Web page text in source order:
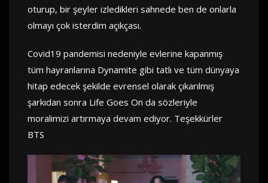
oturup, bir şeyler izledikleri sahnede ben de onlarla
olmayı çok isterdim açıkçası.
Covid19 pandemisi nedeniyle evlerine kapanmış
tüm hayranlarına Dynamite gibi tatlı ve tüm dünyaya
hitap edecek şekilde evrensel olarak çıkarılmış
şarkıdan sonra Life Goes On da sözleriyle
moralimizi artırmaya devam ediyor. Teşekkürler
BTS